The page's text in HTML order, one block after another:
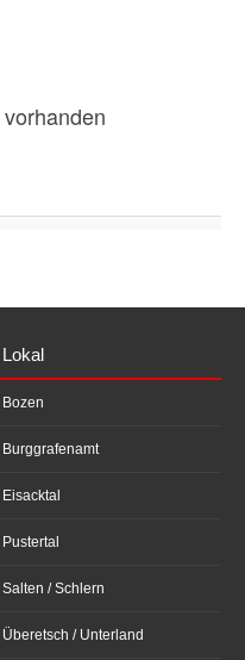
vorhanden
Lokal
Bozen
Burggrafenamt
Eisacktal
Pustertal
Salten / Schlern
Überetsch / Unterland